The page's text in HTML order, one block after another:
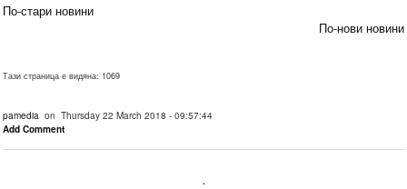
По-стари новини
По-нови новини
Тази страница е видяна: 1069
pamedia on Thursday 22 March 2018 - 09:57:44
Add Comment
.